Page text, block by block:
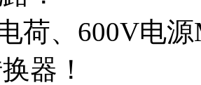
荷、600V电
器！